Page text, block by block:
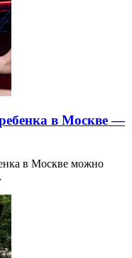
в Москве —
в Москве можно